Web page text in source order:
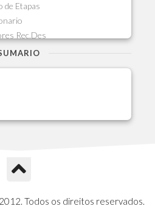
de Etapas
Rec.Des
Todos os direitos reservados.